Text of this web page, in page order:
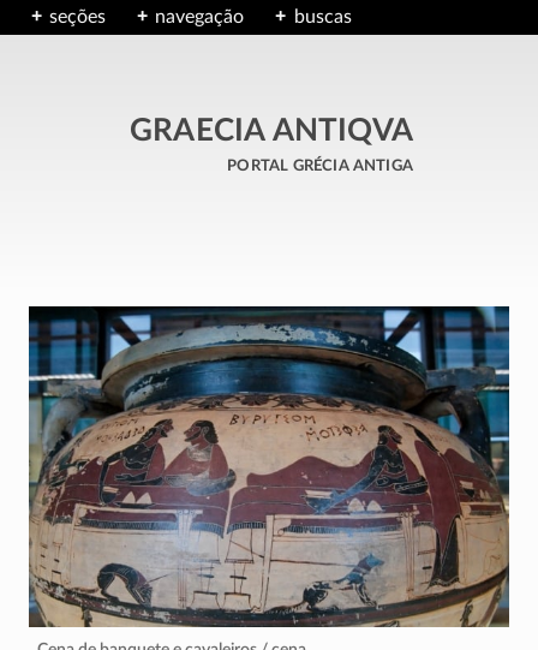
seções navegação buscas
GRAECIA ANTIQVA
portal grécia antiga